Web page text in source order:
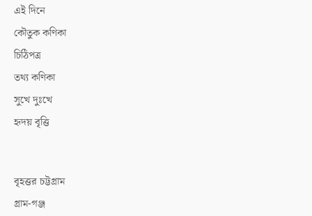
এই দিনে
কৌতুক কণিকা
চিঠিপত্র
তথ্য কণিকা
সুখে দুঃখে
হৃদয় বৃত্তি
বৃহত্তর চট্টগ্রাম
গ্রাম-গঞ্জ